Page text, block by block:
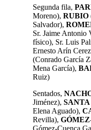
Segunda fila,
Moreno), RUBIO
Salvador),
Sr. Jaime Antonio
físico), Sr. Luis
Ernesto Arín
(Conrado García
Mena García),
Ruiz)
Sentados,
Jiménez),
Elena Aguado),
Revilla),
Gómez-Cuenca